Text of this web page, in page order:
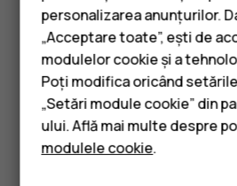
Smartphone-
Telefoane
Accesorii
Tablete
mobilă din setările telefonului.
Metoda de poziționare prin Wi-Fi
poziționării atunci când semnalele
disponibile, în special în interior sau
vă aflați într-un loc în care
restricționată, puteți dezactiva
telefonului.
personalizarea anunțurilor.
„Acceptare toate”, ești de
modulelor cookie și a
Poți modifica oricând
„Setări module cookie” din
ului. Află mai multe despre
modulele cookie.